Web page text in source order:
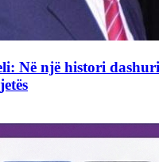
Në një histori